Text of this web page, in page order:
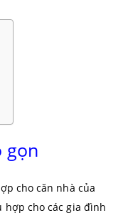
gọn
cho căn nhà của
hợp cho các gia đình